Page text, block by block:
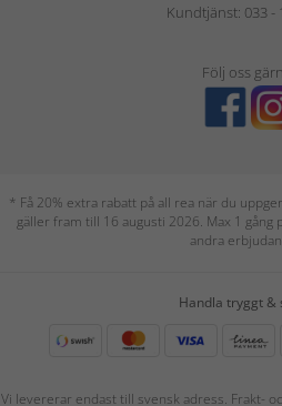
Kundtjänst: 033 -
Följ oss
* Få 20% extra rabatt på all rea när du
gäller fram till 16 augusti 2026. Max 1
andra
Handla tryggt &
Vi levererar endast till svensk adress. Frakt-